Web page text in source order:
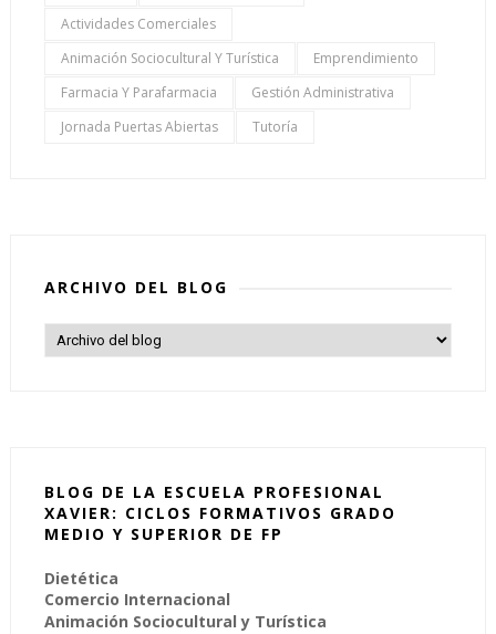
Actividades Comerciales
Animación Sociocultural Y Turística
Emprendimiento
Farmacia Y Parafarmacia
Gestión Administrativa
Jornada Puertas Abiertas
Tutoría
ARCHIVO DEL BLOG
BLOG DE LA ESCUELA PROFESIONAL
XAVIER: CICLOS FORMATIVOS GRADO
MEDIO Y SUPERIOR DE FP
Dietética
Comercio Internacional
Animación Sociocultural y Turística